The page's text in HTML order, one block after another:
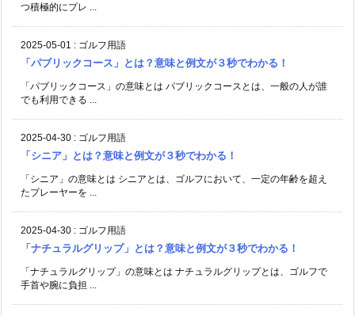
つ積極的にプレ ...
2025-05-01 : ゴルフ用語
「パブリックコース」とは？意味と例文が３秒でわかる！
「パブリックコース」の意味とは パブリックコースとは、一般の人が誰
でも利用できる ...
2025-04-30 : ゴルフ用語
「シニア」とは？意味と例文が３秒でわかる！
「シニア」の意味とは シニアとは、ゴルフにおいて、一定の年齢を超え
たプレーヤーを ...
2025-04-30 : ゴルフ用語
「ナチュラルグリップ」とは？意味と例文が３秒でわかる！
「ナチュラルグリップ」の意味とは ナチュラルグリップとは、ゴルフで
手首や腕に負担 ...